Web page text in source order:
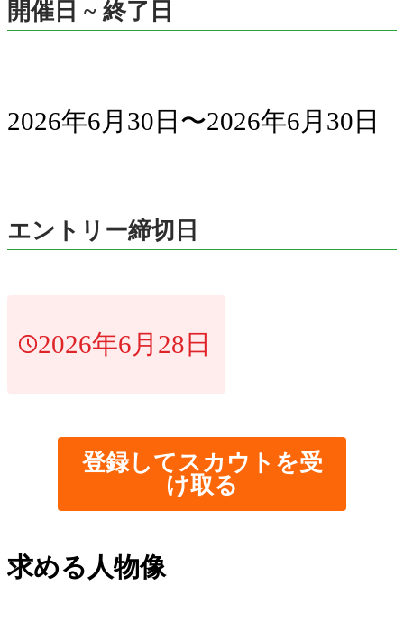
開催日 ~ 終了日
2026年6月30日〜2026年6月30日
エントリー締切日
2026年6月28日
登録してスカウトを受
け取る
求める人物像